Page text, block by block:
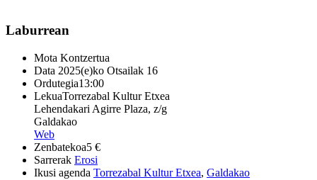
Laburrean
Mota Kontzertua
Data 2025(e)ko Otsailak 16
Ordutegia13:00
LekuaTorrezabal Kultur Etxea
Lehendakari Agirre Plaza, z/g
Galdakao
Web
Zenbatekoa5 €
Sarrerak Erosi
Ikusi agenda Torrezabal Kultur Etxea, Galdakao